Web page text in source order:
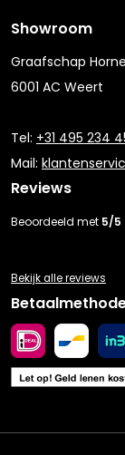
Showroom
Graafschap
6001 AC Weert
Tel: +31 495 234
Mail:
Reviews
Beoordeeld met 5/5
Bekijk alle reviews